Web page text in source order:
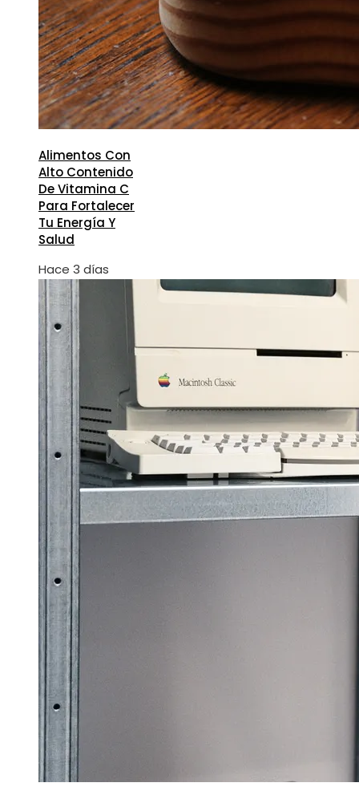
Alimentos Con
Alto Contenido
De Vitamina C
Para Fortalecer
Tu Energía Y
Salud
Hace 3 días